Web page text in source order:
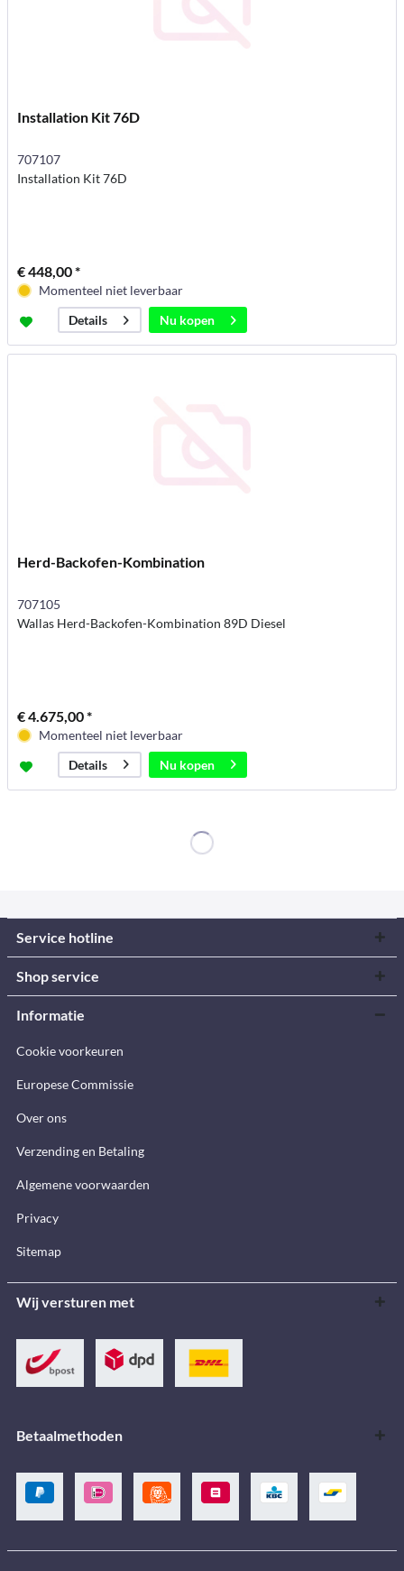
Installation Kit 76D
707107
Installation Kit 76D
€ 448,00 *
Momenteel niet leverbaar
Details
Nu kopen
Herd-Backofen-Kombination
707105
Wallas Herd-Backofen-Kombination 89D Diesel
€ 4.675,00 *
Momenteel niet leverbaar
Details
Nu kopen
Service hotline
Shop service
Informatie
Cookie voorkeuren
Europese Commissie
Over ons
Verzending en Betaling
Algemene voorwaarden
Privacy
Sitemap
Wij versturen met
Betaalmethoden